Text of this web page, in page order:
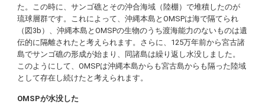
た。この時に、サンゴ礁とその沖合海域（陸棚）で堆積したのが
琉球層群です。これによって、沖縄本島とOMSPは海で隔てられ
（図3b）、沖縄本島とOMSPの生物のうち渡海能力のないものは遺
伝的に隔離されたと考えられます。さらに、125万年前から宮古諸
島でサンゴ礁の形成が始まり、同諸島は繰り返し水没しました。
このようにして、OMSPは沖縄本島からも宮古島からも隔った陸域
として存在し続けたと考えられます。
OMSPが水没した